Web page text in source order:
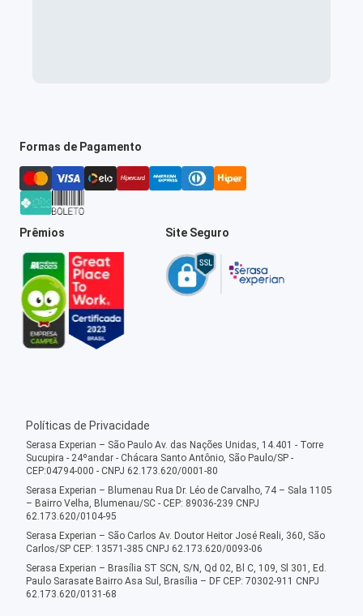
Formas de Pagamento
Prêmios Site Seguro
Políticas de Privacidade
Serasa Experian – São Paulo Av. das Nações Unidas, 14.401 - Torre
Sucupira - 24ºandar - Chácara Santo Antônio, São Paulo/SP -
CEP:04794-000 - CNPJ 62.173.620/0001-80
Serasa Experian – Blumenau Rua Dr. Léo de Carvalho, 74 – Sala 1105
– Bairro Velha, Blumenau/SC - CEP: 89036-239 CNPJ
62.173.620/0104-95
Serasa Experian – São Carlos Av. Doutor Heitor José Reali, 360, São
Carlos/SP CEP: 13571-385 CNPJ 62.173.620/0093-06
Serasa Experian – Brasília ST SCN, S/N, Qd 02, Bl C, 109, Sl 301, Ed.
Paulo Sarasate Bairro Asa Sul, Brasília – DF CEP: 70302-911 CNPJ
62.173.620/0131-68